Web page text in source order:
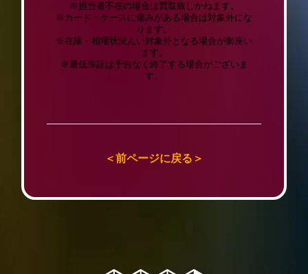
※担当者不在の場合は買取致しかねます。
※カード・ケースに傷みがある場合は対象外にな
ります。
※在庫・相場状況んい対象外となる場合が御座い
ます。
※最低保証は予告なく終了する場合がございま
す。
＜前ページに戻る＞